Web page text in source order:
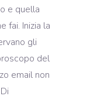
e quella
fai. Inizia la
gli
del
email non